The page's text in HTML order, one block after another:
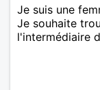
Je suis une
Je souhaite
l'intermédiaire